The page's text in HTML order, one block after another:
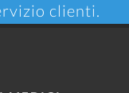
clienti.